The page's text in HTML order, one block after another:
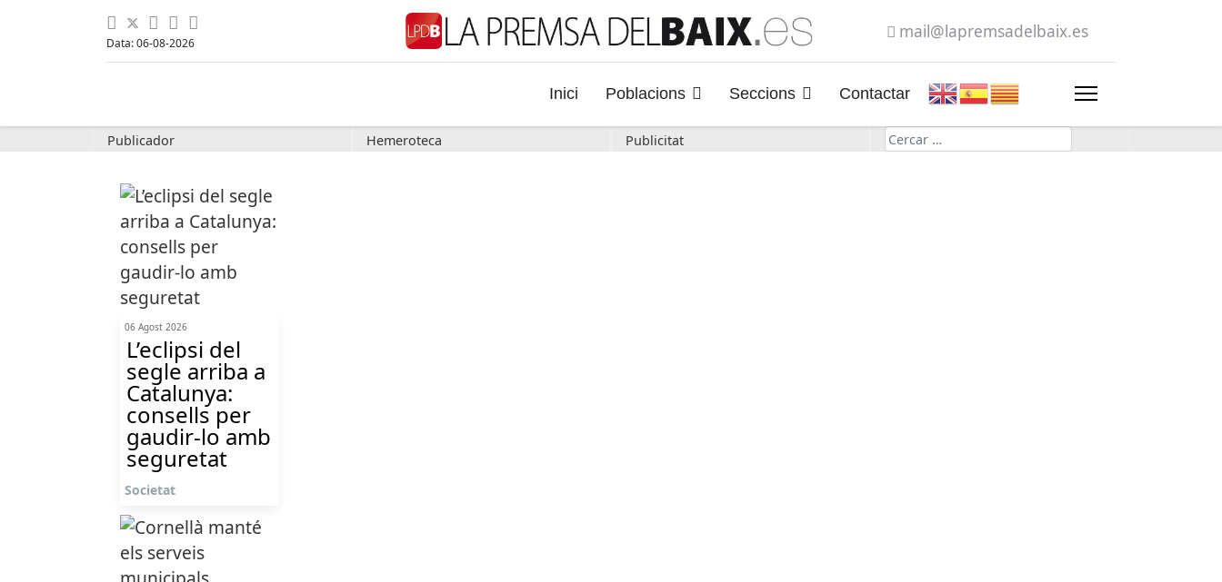
Data: 06-08-2026
mail@lapremsadelbaix.es
Inici Poblacions Seccions Contactar
Publicador Hemeroteca Publicitat Cerca
06 Agost 2026
L’eclipsi del
segle arriba a
Catalunya:
consells per
gaudir-lo amb
seguretat
Societat